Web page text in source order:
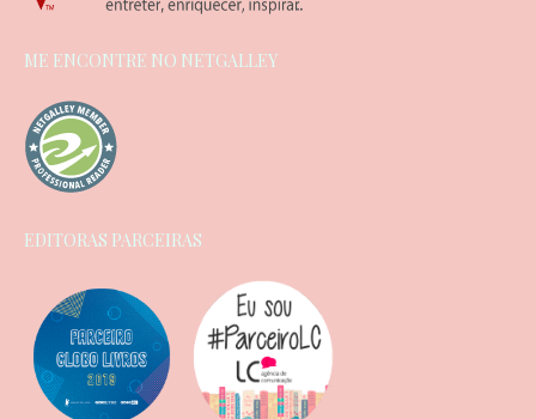
ME ENCONTRE NO NETGALLEY
EDITORAS PARCEIRAS